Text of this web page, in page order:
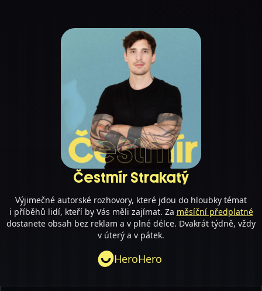
Čestmír Strakatý
Výjimečné autorské rozhovory, které jdou do hloubky témat
i příběhů lidí, kteří by Vás měli zajímat. Za měsíční předplatné
dostanete obsah bez reklam a v plné délce. Dvakrát týdně, vždy
v úterý a v pátek.
HeroHero